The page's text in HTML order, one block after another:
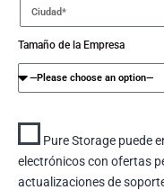
Tamaño de la Empresa
Pure Storage puede
electrónicos con ofertas
actualizaciones de